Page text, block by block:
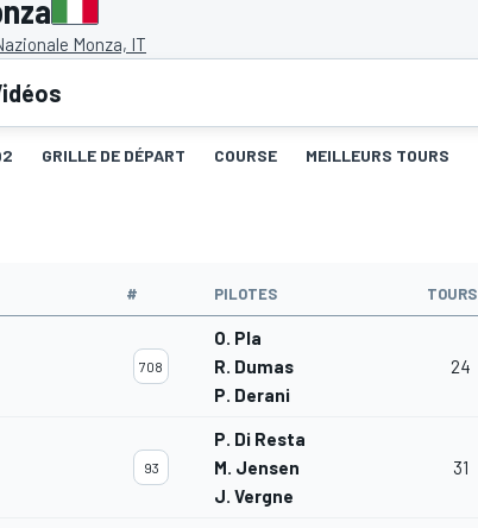
Monza, IT
GRILLE DE DÉPART COURSE MEILLEURS TOURS
# PILOTES TOURS
708
O. Pla
R. Dumas
P. Derani
24
93
P. Di Resta
M. Jensen
J. Vergne
31